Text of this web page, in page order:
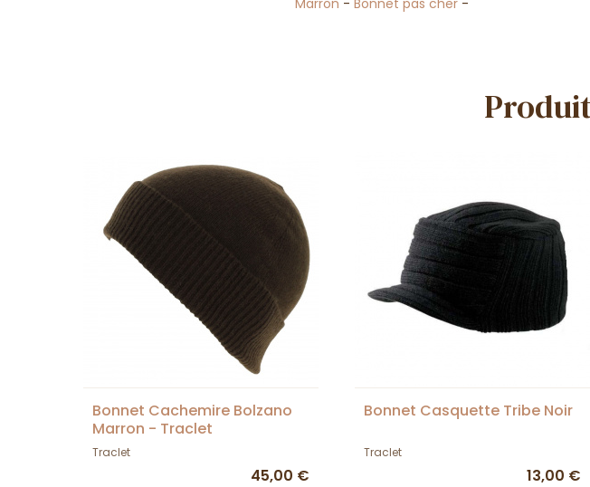
Bonnet Cachemire Bolzano
Marron - Traclet
Traclet
45,00 €
Bonnet Casquette Tribe Noir
Traclet
13,00 €